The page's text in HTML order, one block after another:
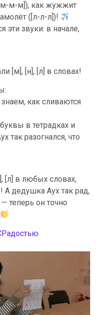
м-м]), как жужжит
([л-л-л])!
эти звуки: в начале,
[м], [н], [л] в словах!
как сливаются
в тетрадках и
так разогнался, что
[л] в любых словах,
А дедушка Аух так рад,
теперь он точно